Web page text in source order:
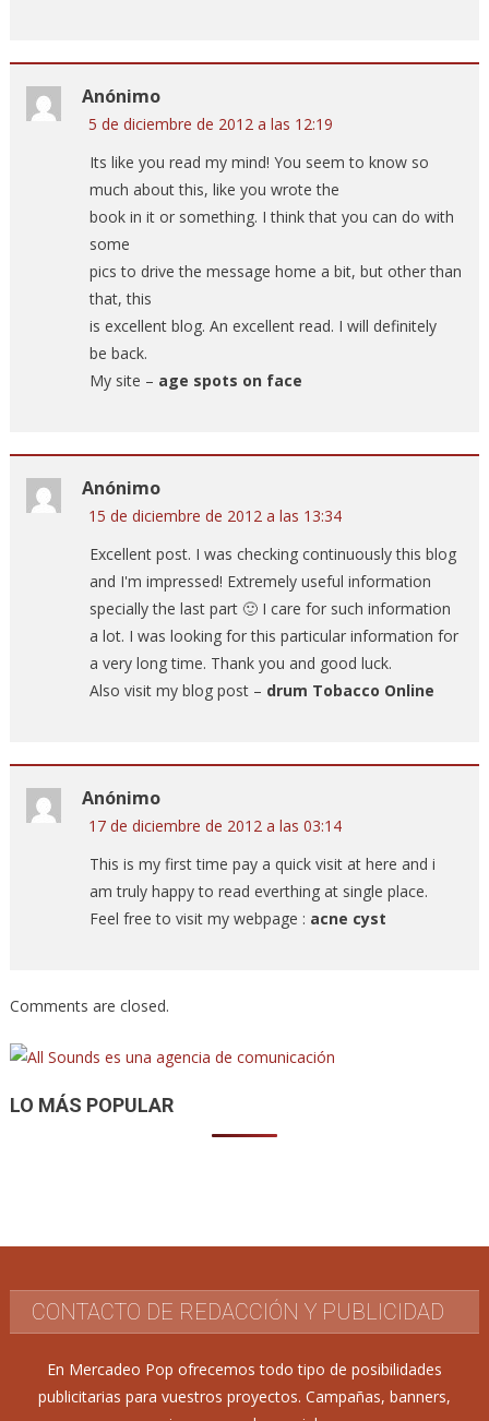
Anónimo
5 de diciembre de 2012 a las 12:19
Its like you read my mind! You seem to know so
much about this, like you wrote the
book in it or something. I think that you can do with
some
pics to drive the message home a bit, but other than
that, this
is excellent blog. An excellent read. I will definitely
be back.
My site – age spots on face
Anónimo
15 de diciembre de 2012 a las 13:34
Excellent post. I was checking continuously this blog
and I'm impressed! Extremely useful information
specially the last part 🙂 I care for such information
a lot. I was looking for this particular information for
a very long time. Thank you and good luck.
Also visit my blog post – drum Tobacco Online
Anónimo
17 de diciembre de 2012 a las 03:14
This is my first time pay a quick visit at here and i
am truly happy to read everthing at single place.
Feel free to visit my webpage : acne cyst
Comments are closed.
LO MÁS POPULAR
CONTACTO DE REDACCIÓN Y PUBLICIDAD
En Mercadeo Pop ofrecemos todo tipo de posibilidades
publicitarias para vuestros proyectos. Campañas, banners,